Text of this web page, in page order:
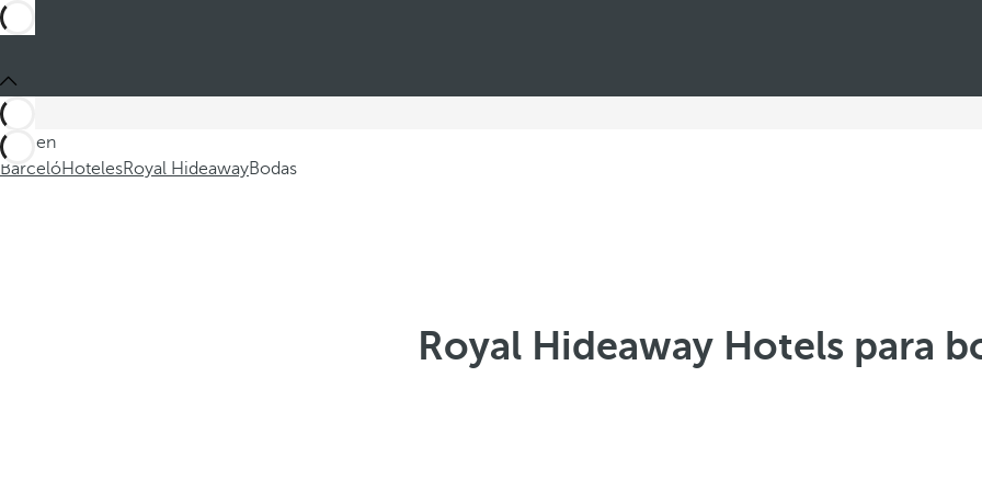
Está en
BarcelóHotelesRoyal HideawayBodas
Royal Hideaway Hotels para